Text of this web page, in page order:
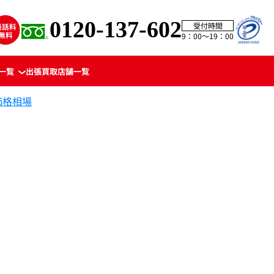
0120-137-602
受付時間
9：00〜19：00
覧 出張買取店舗一覧
相場